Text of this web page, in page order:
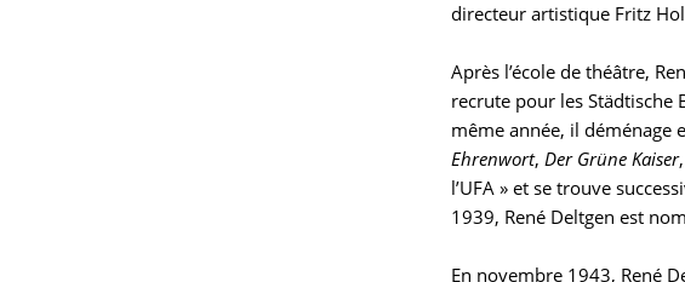
directeur artistique Fritz
Après l’école de théâtre,
recrute pour les Städtische
même année, il déménage
Ehrenwort, Der Grüne Kaiser,
l’UFA » et se trouve
1939, René Deltgen est
En novembre 1943, René